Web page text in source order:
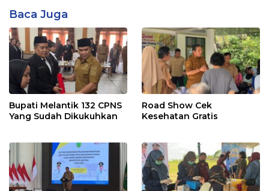
Baca Juga
Bupati Melantik 132 CPNS
Yang Sudah Dikukuhkan
Road Show Cek
Kesehatan Gratis